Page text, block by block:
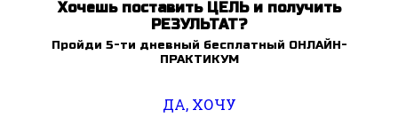
Хочешь поставить ЦЕЛЬ и получить
РЕЗУЛЬТАТ?
Пройди 5-ти дневный бесплатный ОНЛАЙН-
ПРАКТИКУМ
ДА, ХОЧУ